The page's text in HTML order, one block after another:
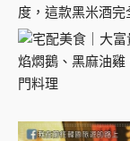
度，這款黑米酒完